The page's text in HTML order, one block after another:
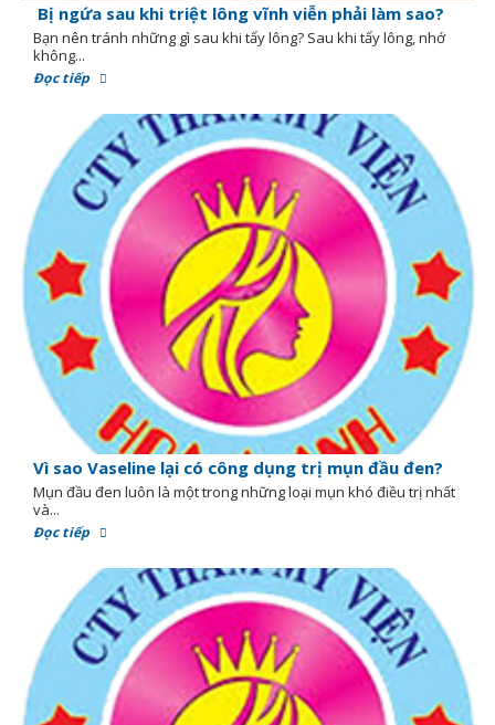
Bị ngứa sau khi triệt lông vĩnh viễn phải làm sao?
Bạn nên tránh những gì sau khi tẩy lông? Sau khi tẩy lông, nhớ
không...
Đọc tiếp
Vì sao Vaseline lại có công dụng trị mụn đầu đen?
Mụn đầu đen luôn là một trong những loại mụn khó điều trị nhất
và...
Đọc tiếp